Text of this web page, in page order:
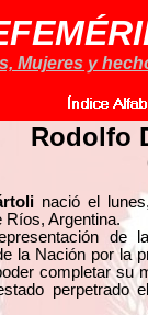
Mujeres y
Rodolfo
nació el
Argentina.
de
la Nación por la
completar su
perpetrado